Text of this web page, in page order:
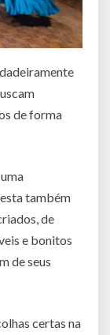
de forma
também
de
e bonitos
de seus
certas na